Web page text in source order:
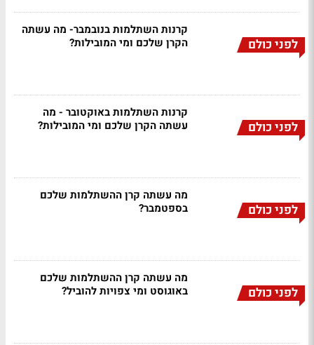
לפני כולם
קרנות השתלמות בנובמבר- מה עשתה
הקרן שלכם ומי המובילות?
לפני כולם
קרנות השתלמות באוקטובר - מה
עשתה הקרן שלכם ומי המובילות?
לפני כולם
מה עשתה קרן ההשתלמות שלכם
בספטמבר?
לפני כולם
מה עשתה קרן ההשתלמות שלכם
באוגוסט ומי צפויות להוביל?